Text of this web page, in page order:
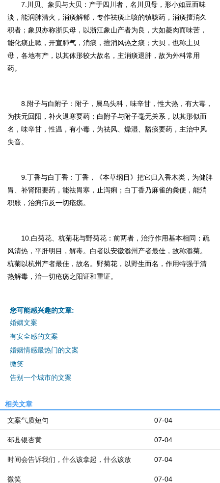
7.川贝、象贝与大贝： 产于四川者，名川贝母，形小如豆而味
淡，能润肺清火，消痰解郁，专作祛痰止咳的镇咳药，消痰擅消久
积者；象贝亦称浙贝母，以浙江象山产者为良，大如菱肉而味苦，
能化痰止嗽，开宣肺气，消痰，擅消风热之痰；大贝，也称土贝
母，各地有产，以其体形较大故名，主消痰退肿，故为外科常用
药。
8.附子与白附子： 附子，属乌头科，味辛甘，性大热，有大毒，
为扶元回阳，补火退寒要药；白附子与附子毫无关系，以其形似而
名，味辛甘，性温，有小毒，为祛风、燥湿、豁痰要药，主治中风
失音。
9.丁香与白丁香： 丁香，《本草纲目》把它归入香木类，为健脾
胃、补肾阳要药，能祛胃寒，止泻痢；白丁香乃麻雀的粪便，能消
积胀，治痈疖及一切疮疡。
10.白菊花、杭菊花与野菊花： 前两者，治疗作用基本相同；疏
风清热，平肝明目，解毒。白者以安徽滁州产者最佳，故称滁菊。
杭菊以杭州产者最佳，故名。野菊花，以野生而名，作用特强于清
热解毒，治一切疮疡之阳证和重证。
您可能感兴趣的文章:
婚姻文案
有安全感的文案
婚姻情感最热门的文案
微笑
告别一个城市的文案
相关文章
07-04
文案气质短句
07-04
邳县银杏黄
07-04
时间会告诉我们，什么该拿起，什么该放
07-04
微笑